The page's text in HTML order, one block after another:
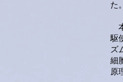
た。
駆
ズ
細
原